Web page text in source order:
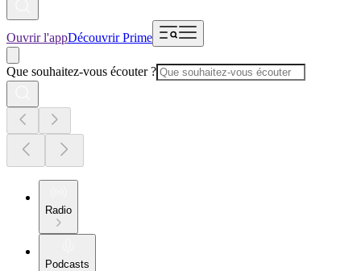
Ouvrir l'appDécouvrir Prime
Que souhaitez-vous écouter ?
Radio
Podcasts